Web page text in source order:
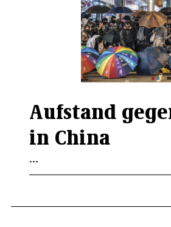
Aufstand
in China
...